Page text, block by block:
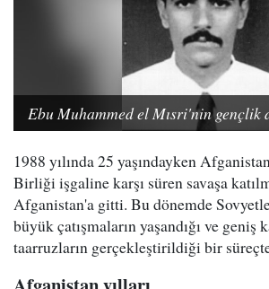
Ebu Muhammed el Mısri'nin gençlik
1988 yılında 25 yaşındayken
Birliği işgaline karşı süren savaşa
Afganistan'a gitti. Bu dönemde
büyük çatışmaların yaşandığı ve geniş
taarruzların gerçekleştirildiği bir